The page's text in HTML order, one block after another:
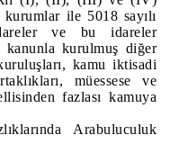
ile 5018 sayılı
ve bu idareler
kanunla kurulmuş diğer
kamu iktisadi
müessese ve
fazlası kamuya
Arabuluculuk